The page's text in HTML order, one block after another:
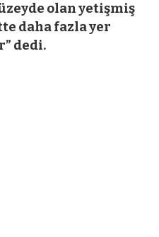
olan yetişmiş
daha fazla yer
dedi.